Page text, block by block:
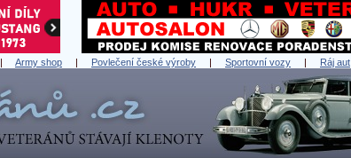
Army shop | Povlečení české výroby | Sportovní vozy | Ráj aut